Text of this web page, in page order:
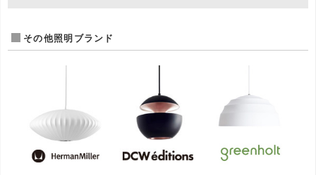
その他照明ブランド